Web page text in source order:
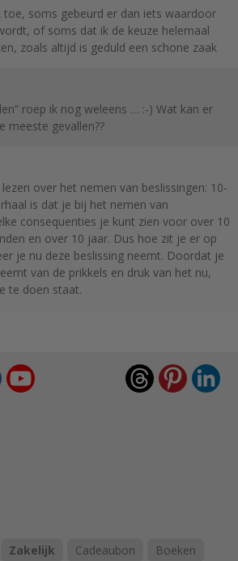
toe, soms gebeurd er dan iets waardoor
of soms dat ik de keuze helemaal
zoals altijd is geduld een schone zaak
roep ik nog weleens … :-) Wat kan er
meeste gevallen??
over het nemen van beslissingen: 10-
is dat je bij het nemen van
consequenties je kunt zien voor over 10
en over 10 jaar. Dus hoe zit je er op
je nu deze beslissing neemt. Doordat je
van de prikkels en druk van het nu,
te doen staat.
Zakelijk Cadeaubon
Boeken